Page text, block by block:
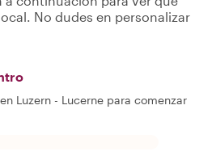
No dudes en personalizar
Luzern - Lucerne para comenzar